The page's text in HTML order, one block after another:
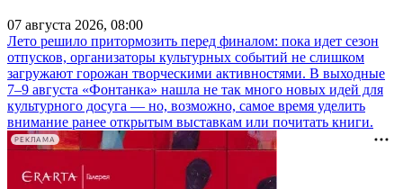
07 августа 2026, 08:00
Лето решило притормозить перед финалом: пока идет сезон
отпусков, организаторы культурных событий не слишком
загружают горожан творческими активностями. В выходные
7–9 августа «Фонтанка» нашла не так много новых идей для
культурного досуга — но, возможно, самое время уделить
внимание ранее открытым выставкам или почитать книги.
РЕКЛАМА